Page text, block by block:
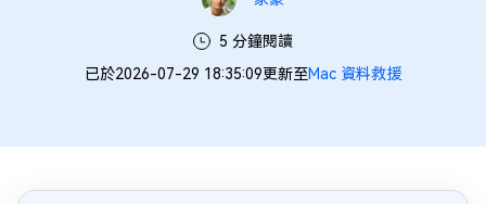
5 分鐘閱讀
已於2026-07-29 18:35:09更新至Mac 資料救援